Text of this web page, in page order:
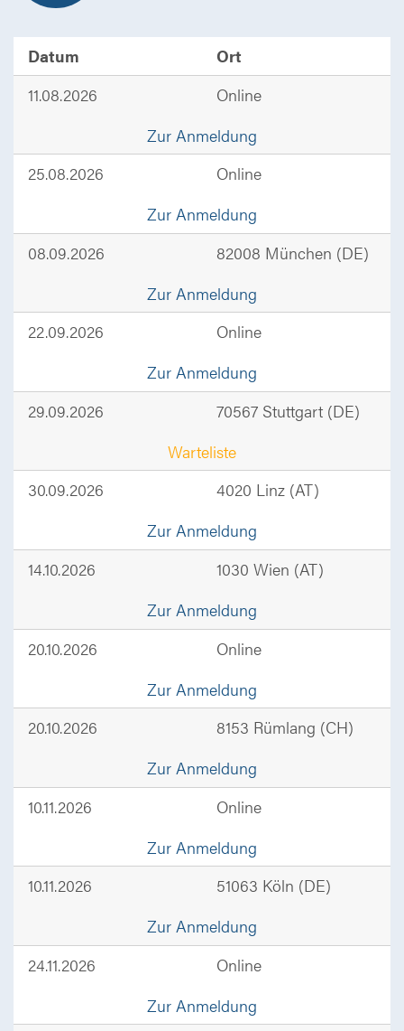
Datum
Ort
11.08.2026
Online
Zur Anmeldung
25.08.2026
Online
Zur Anmeldung
08.09.2026
82008 München (DE)
Zur Anmeldung
22.09.2026
Online
Zur Anmeldung
29.09.2026
70567 Stuttgart (DE)
Warteliste
30.09.2026
4020 Linz (AT)
Zur Anmeldung
14.10.2026
1030 Wien (AT)
Zur Anmeldung
20.10.2026
Online
Zur Anmeldung
20.10.2026
8153 Rümlang (CH)
Zur Anmeldung
10.11.2026
Online
Zur Anmeldung
10.11.2026
51063 Köln (DE)
Zur Anmeldung
24.11.2026
Online
Zur Anmeldung